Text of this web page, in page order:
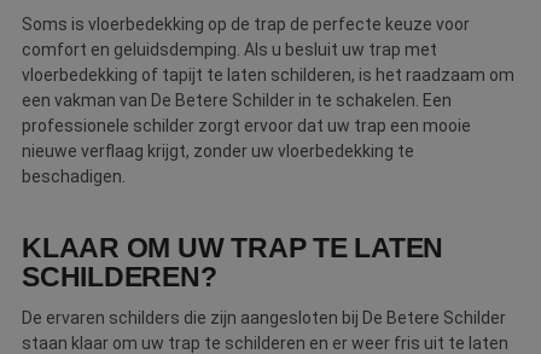
Soms is vloerbedekking op de trap de perfecte keuze voor
comfort en geluidsdemping. Als u besluit uw trap met
vloerbedekking of tapijt te laten schilderen, is het raadzaam om
een vakman van De Betere Schilder in te schakelen. Een
professionele schilder zorgt ervoor dat uw trap een mooie
nieuwe verflaag krijgt, zonder uw vloerbedekking te
beschadigen.
KLAAR OM UW TRAP TE LATEN
SCHILDEREN?
De ervaren schilders die zijn aangesloten bij De Betere Schilder
staan klaar om uw trap te schilderen en er weer fris uit te laten